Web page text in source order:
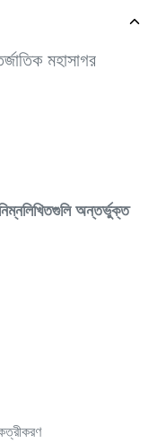
মহাসাগর
অন্তর্ভুক্ত